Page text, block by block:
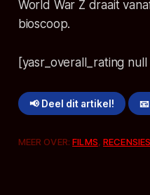
World War Z draait
bioscoop.
[yasr_overall_rating
📢 Deel dit artikel!
MEER OVER:FILMS,RECENSIES